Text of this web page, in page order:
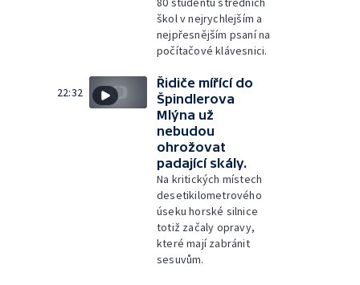
škol v nejrychlejším a
nejpřesnějším psaní na
počítačové klávesnici.
22:32
Řidiče mířící do
Špindlerova
Mlýna už
nebudou
ohrožovat
padající skály.
Na kritických místech
desetikilometrového
úseku horské silnice
totiž začaly opravy,
které mají zabránit
sesuvům.